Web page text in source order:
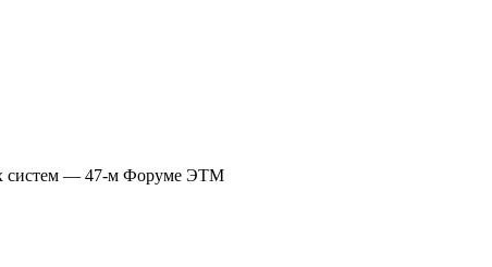
систем — 47-м Форуме ЭТМ